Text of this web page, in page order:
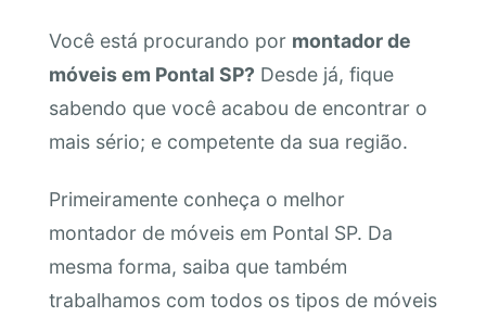
Você está procurando por montador de
móveis em Pontal SP? Desde já, fique
sabendo que você acabou de encontrar o
mais sério; e competente da sua região.
Primeiramente conheça o melhor
montador de móveis em Pontal SP. Da
mesma forma, saiba que também
trabalhamos com todos os tipos de móveis